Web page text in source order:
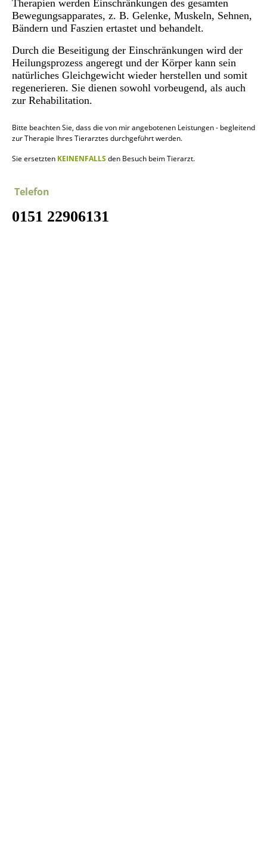
Therapien werden Einschränkungen des gesamten
Bewegungsapparates, z. B. Gelenke, Muskeln, Sehnen,
Bändern und Faszien ertastet und behandelt.
Durch die Beseitigung der Einschränkungen wird der
Heilungsprozess angeregt und der Körper kann sein
natürliches Gleichgewicht wieder herstellen und somit
regenerieren. Sie dienen sowohl vorbeugend, als auch
zur Rehabilitation.
Bitte beachten Sie, dass die von mir angebotenen Leistungen - begleitend
zur Therapie Ihres Tierarztes durchgeführt werden.
Sie ersetzten KEINENFALLSden Besuch beim Tierarzt.
Telefon
0151 22906131